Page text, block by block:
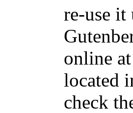
re-use it
online at
located
check